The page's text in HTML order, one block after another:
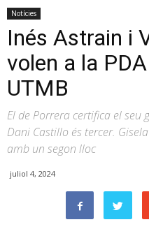
Notícies
Inés Astrain i
volen a la
UTMB
El de Porrera certifica el
Dani Castillo és tercer.
amb un segon lloc
juliol 4, 2024